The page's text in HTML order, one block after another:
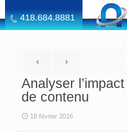
418.684.8881
Analyser
de contenu
18 février 2016